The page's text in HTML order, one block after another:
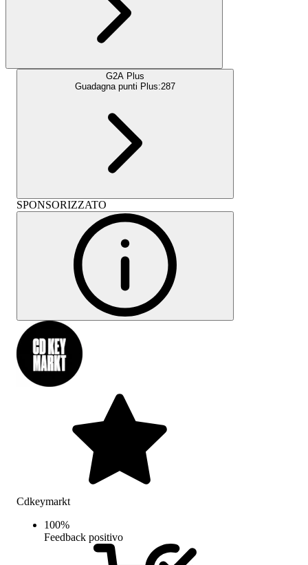
G2A Plus
Guadagna punti Plus:287
SPONSORIZZATO
Cdkeymarkt
100%
Feedback positivo